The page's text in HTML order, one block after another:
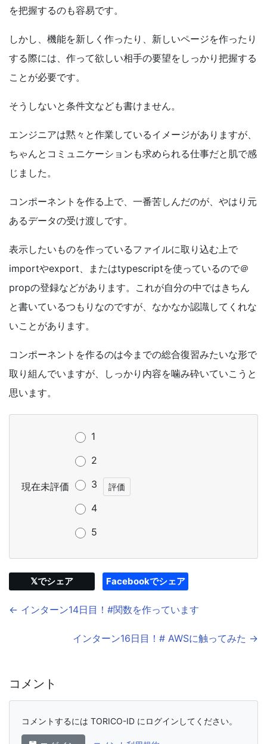
を把握するのも容易です。
しかし、機能を新しく作ったり、新しいページを作ったり
する際には、作って欲しい相手の要望をしっかり把握する
ことが必要です。
そうしないと条件文なども書けません。
エンジニアは黙々と作業しているイメージがありますが、
ちゃんとコミュニケーションも求められる仕事だと肌で感
じました。
コンポーネントを作る上で、一番苦しんだのが、やはり元
あるデータの受け渡しです。
表示したいものを作っているファイルに取り込む上で
importやexport、またはtypescriptを使っているので＠
propの登録などがあります。これが自分の中ではきちん
と書いているつもりなのですが、なかなか認識してくれな
いことがあります。
コンポーネントを作るのは今までの総合復習みたいな形で
取り組んでいますが、しっかり内容を噛み砕いていこうと
思います。
現在未評価
1
2
3
4
5
𝕏でシェア Facebookでシェア
← インターン14日目！#関数を作っています
インターン16日目！# AWSに触ってみた →
コメント
コメントするには TORICO-ID にログインしてください。